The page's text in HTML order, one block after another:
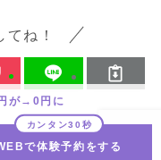
ね！
が→0円に
で体験予約をする